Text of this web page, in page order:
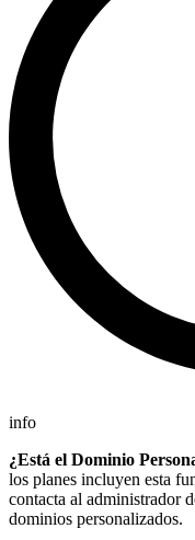
info
¿Está el Dominio
los planes incluyen esta
contacta al administrador
dominios personalizados.